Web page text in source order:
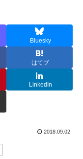
Bluesky
はてブ
LinkedIn
2018.09.02